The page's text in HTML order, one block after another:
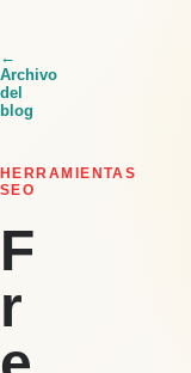
←
Archivo
del
blog
HERRAMIENTAS
SEO
F
r